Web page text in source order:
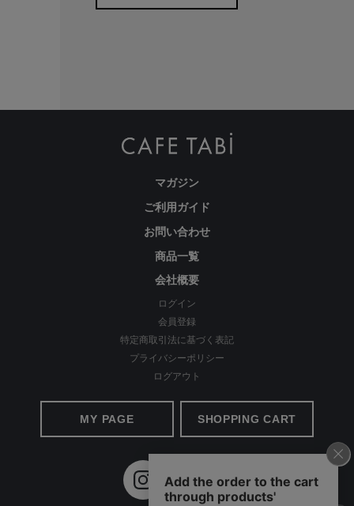
経験を積み重ねた人にしか分からない“本物のスタンダー
ド”があるとすればそれはこんな形なのかもしれません。忙
しい毎日をおくる全ての女性にもっと軽やかに、もっと自分
らしくオシャレを楽しんでいただければ嬉しいです。
美しく、はきやすく、長く使える
マガジン
ご利用ガイド
お問い合わせ
商品一覧
会社概要
ログイン
会員登録
特定商取引法に基づく表記
プライバシーポリシー
ログアウト
MY PAGE SHOPPING CART